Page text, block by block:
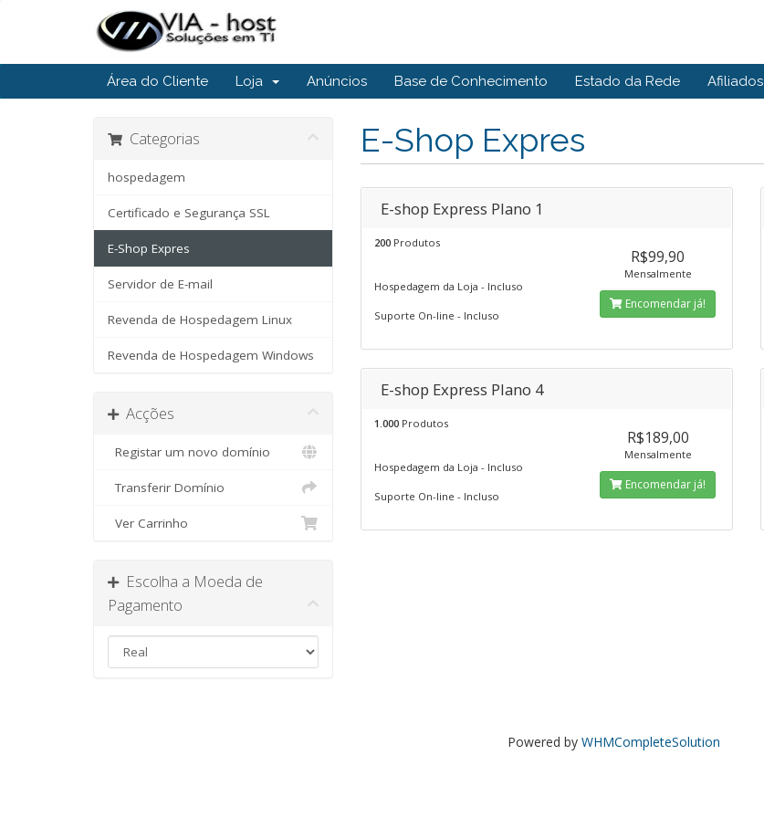
Área do Cliente Loja Anúncios Base de Conhecimento Estado da Rede Afiliados
E-Shop Expres
Categorias
hospedagem
Certificado e Segurança SSL
E-Shop Expres
Servidor de E-mail
Revenda de Hospedagem Linux
Revenda de Hospedagem Windows
Acções
Registar um novo domínio
Transferir Domínio
Ver Carrinho
Escolha a Moeda de
Pagamento
E-shop Express Plano 1
200Produtos
Hospedagem da Loja - Incluso
Suporte On-line - Incluso
R$99,90
Mensalmente
Encomendar já!
E-shop Express Plano 4
1.000Produtos
Hospedagem da Loja - Incluso
Suporte On-line - Incluso
R$189,00
Mensalmente
Encomendar já!
Powered by WHMCompleteSolution